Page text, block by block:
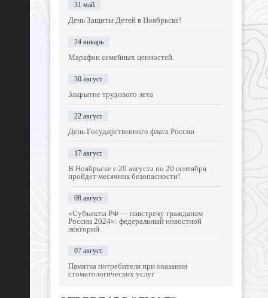
31 май
День Защиты Детей в Ноябрьске!
24 январь
Марафон семейных ценностей.
30 август
Закрытие трудового лета
22 август
День Государственного флага России
17 август
В Ноябрьске с 20 августа по 20 сентября
пройдет месячник безопасности!
08 август
«Субъекты РФ — навстречу гражданам
России 2024»: федеральный новостной
лекторий
07 август
Памятка потребителя при оказании
стоматологических услуг